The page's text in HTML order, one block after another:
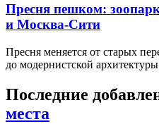
Пресня пешком:
и Москва-Сити
Пресня меняется от старых
до модернистской
Последние
места